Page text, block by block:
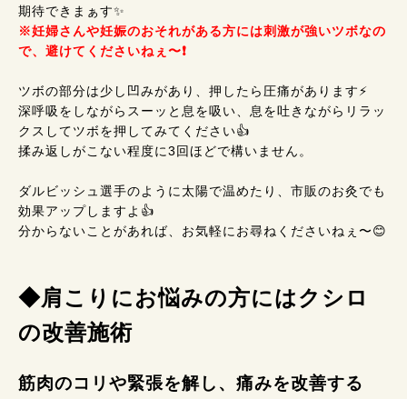
期待できまぁす✨
※妊婦さんや妊娠のおそれがある方には刺激が強いツボなの
で、避けてくださいねぇ〜❗
ツボの部分は少し凹みがあり、押したら圧痛があります⚡
深呼吸をしながらスーッと息を吸い、息を吐きながらリラッ
クスしてツボを押してみてください👍
揉み返しがこない程度に3回ほどで構いません。
ダルビッシュ選手のように太陽で温めたり、市販のお灸でも
効果アップしますよ👍
分からないことがあれば、お気軽にお尋ねくださいねぇ〜😊
◆肩こりにお悩みの方にはクシロ
の改善施術
筋肉のコリや緊張を解し、痛みを改善する